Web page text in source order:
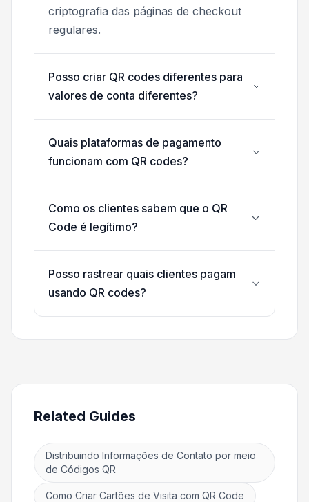
criptografia das páginas de checkout
regulares.
Posso criar QR codes diferentes para
valores de conta diferentes?
Quais plataformas de pagamento
funcionam com QR codes?
Como os clientes sabem que o QR
Code é legítimo?
Posso rastrear quais clientes pagam
usando QR codes?
Related Guides
Distribuindo Informações de Contato por meio
de Códigos QR
Como Criar Cartões de Visita com QR Code